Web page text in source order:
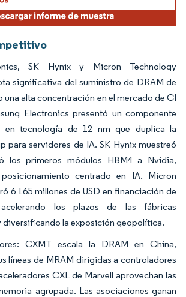
SK Hynix y Micron Technology
significativa del suministro de DRAM de
una alta concentración en el mercado de CI
Electronics presentó un componente
en tecnología de 12 nm que duplica la
para servidores de IA. SK Hynix muestreó
los primeros módulos HBM4 a Nvidia,
centrado en IA. Micron
6 165 millones de USD en financiación de
los plazos de las fábricas
diversificando la exposición geopolítica.
CXMT escala la DRAM en China,
líneas de MRAM dirigidas a controladores
CXL de Marvell aprovechan las
agrupada. Las asociaciones ganan